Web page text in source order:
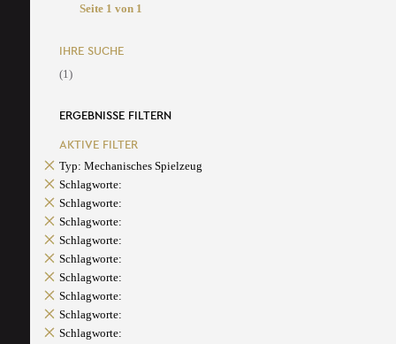
Seite 1 von 1
IHRE SUCHE
(1)
ERGEBNISSE FILTERN
AKTIVE FILTER
Typ: Mechanisches Spielzeug
Schlagworte:
Schlagworte:
Schlagworte:
Schlagworte:
Schlagworte:
Schlagworte:
Schlagworte:
Schlagworte:
Schlagworte: